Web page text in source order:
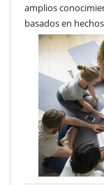
amplios
basados en